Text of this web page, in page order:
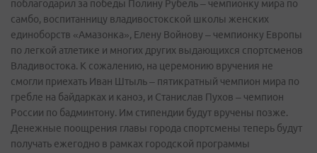
поблагодарил за победы Полину Рубель – чемпионку мира по
самбо, воспитанницу владивостокской школы женских
единоборств «Амазонка», Елену Войнову – чемпионку Европы
по легкой атлетике и многих других выдающихся спортсменов
Владивостока. К сожалению, на церемонию вручения не
смогли приехать Иван Штыль – пятикратный чемпион мира по
гребле на байдарках и каноэ, и Станислав Пухов – чемпион
России по бадминтону. Им стипендии будут вручены позже.
Денежные поощрения главы города спортсмены теперь будут
получать ежегодно в рамках городской программы